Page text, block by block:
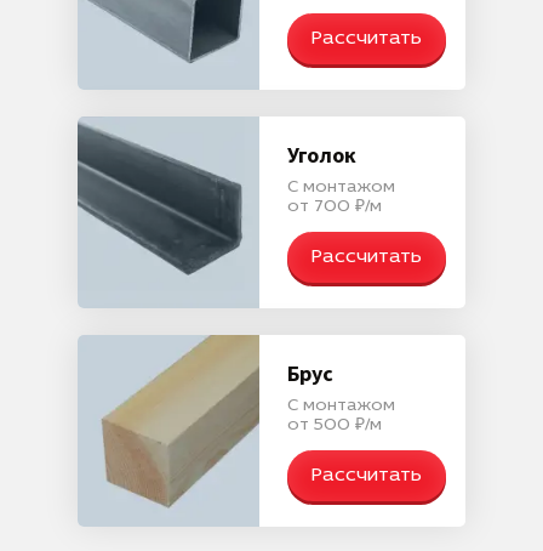
Рассчитать
Уголок
С монтажом
от 700 ₽/м
Рассчитать
Брус
С монтажом
от 500 ₽/м
Рассчитать